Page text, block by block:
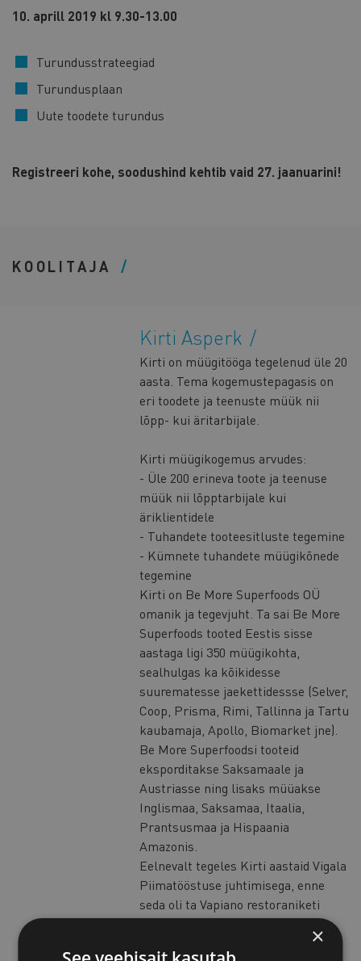
10. aprill 2019 kl 9.30-13.00
Turundusstrateegiad
Turundusplaan
Uute toodete turundus
Registreeri kohe, soodushind kehtib vaid 27. jaanuarini!
KOOLITAJA
Kirti Asperk
Kirti on müügitööga tegelenud üle 20
aasta. Tema kogemustepagasis on
eri toodete ja teenuste müük nii
lõpp- kui äritarbijale.
Kirti müügikogemus arvudes:
- Üle 200 erineva toote ja teenuse
müük nii lõpptarbijale kui
äriklientidele
- Tuhandete tooteesitluste tegemine
- Kümnete tuhandete müügikõnede
tegemine
Kirti on Be More Superfoods OÜ
omanik ja tegevjuht. Ta sai Be More
Superfoods tooted Eestis sisse
aastaga ligi 350 müügikohta,
sealhulgas ka kõikidesse
suurematesse jaekettidessse (Selver,
Coop, Prisma, Rimi, Tallinna ja Tartu
kaubamaja, Apollo, Biomarket jne).
Be More Superfoodsi tooteid
eksporditakse Saksamaale ja
Austriasse ning lisaks müüakse
Inglismaa, Saksamaa, Itaalia,
Prantsusmaa ja Hispaania
Amazonis.
Eelnevalt tegeles Kirti aastaid Vigala
Piimatööstuse juhtimisega, enne
seda oli ta Vapiano restoraniketi
Baltikumi ja Soome personalijuht.
×